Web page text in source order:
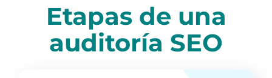
Etapas de una
auditoría SEO